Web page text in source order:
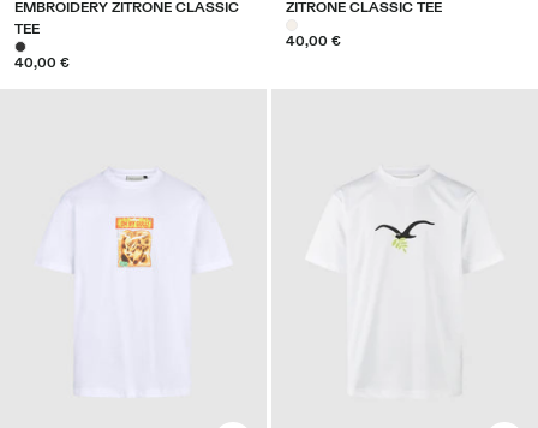
EMBROIDERY ZITRONE CLASSIC
TEE
40,00 €
ZITRONE CLASSIC TEE
40,00 €